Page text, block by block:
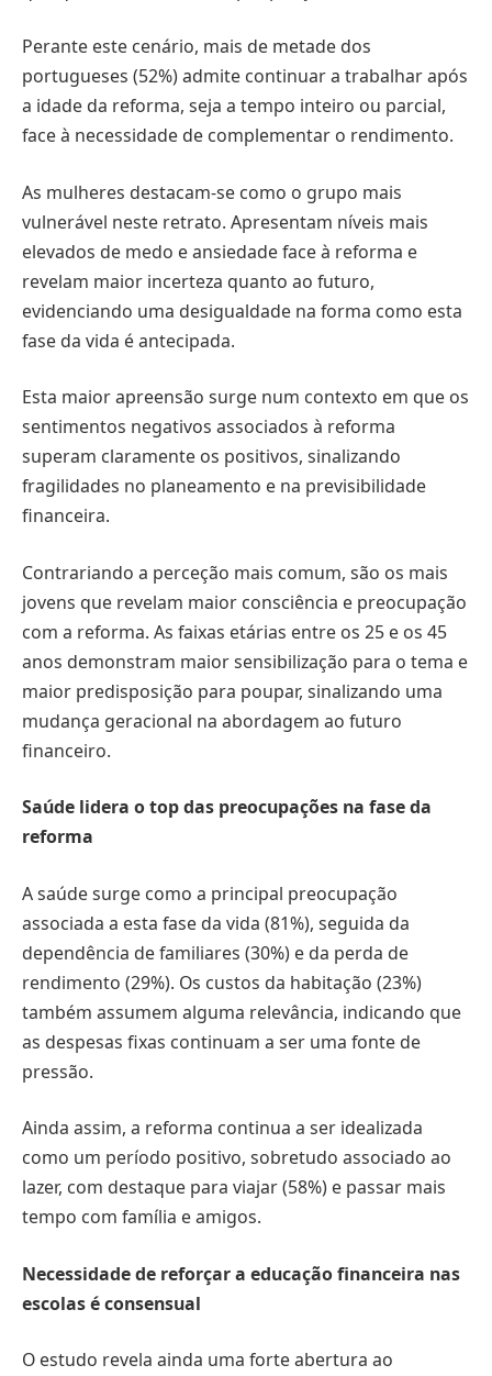
Perante este cenário, mais de metade dos
portugueses (52%) admite continuar a trabalhar após
a idade da reforma, seja a tempo inteiro ou parcial,
face à necessidade de complementar o rendimento.
As mulheres destacam-se como o grupo mais
vulnerável neste retrato. Apresentam níveis mais
elevados de medo e ansiedade face à reforma e
revelam maior incerteza quanto ao futuro,
evidenciando uma desigualdade na forma como esta
fase da vida é antecipada.
Esta maior apreensão surge num contexto em que os
sentimentos negativos associados à reforma
superam claramente os positivos, sinalizando
fragilidades no planeamento e na previsibilidade
financeira.
Contrariando a perceção mais comum, são os mais
jovens que revelam maior consciência e preocupação
com a reforma. As faixas etárias entre os 25 e os 45
anos demonstram maior sensibilização para o tema e
maior predisposição para poupar, sinalizando uma
mudança geracional na abordagem ao futuro
financeiro.
Saúde lidera o top das preocupações na fase da
reforma
A saúde surge como a principal preocupação
associada a esta fase da vida (81%), seguida da
dependência de familiares (30%) e da perda de
rendimento (29%). Os custos da habitação (23%)
também assumem alguma relevância, indicando que
as despesas fixas continuam a ser uma fonte de
pressão.
Ainda assim, a reforma continua a ser idealizada
como um período positivo, sobretudo associado ao
lazer, com destaque para viajar (58%) e passar mais
tempo com família e amigos.
Necessidade de reforçar a educação financeira nas
escolas é consensual
O estudo revela ainda uma forte abertura ao